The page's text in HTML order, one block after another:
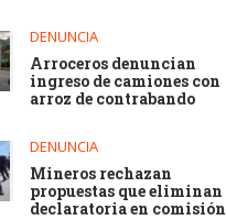
DENUNCIA
Arroceros denuncian
ingreso de camiones con
arroz de contrabando
DENUNCIA
Mineros rechazan
propuestas que eliminan
declaratoria en comisión